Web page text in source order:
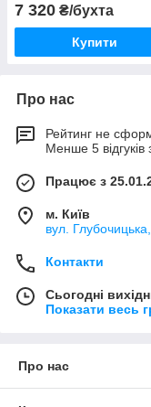
7 320 ₴/бухта
Купити
Про нас
Рейтинг не
Менше 5 відгуків
Працює з
м. Київ
вул.
Контакти
Сьогодні
Показати весь
Про нас